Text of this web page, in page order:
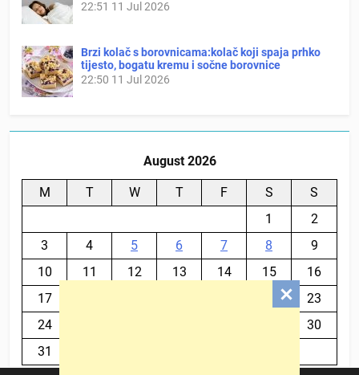
22:51 11 Jul 2026
Brzi kolač s borovnicama:kolač koji spaja prhko
tijesto, bogatu kremu i sočne borovnice
22:50 11 Jul 2026
August 2026
M T W T F S
S
1
2
3
4 5 6 7 8
9
10
11 12 13 14 15
16
17
23
24
30
31